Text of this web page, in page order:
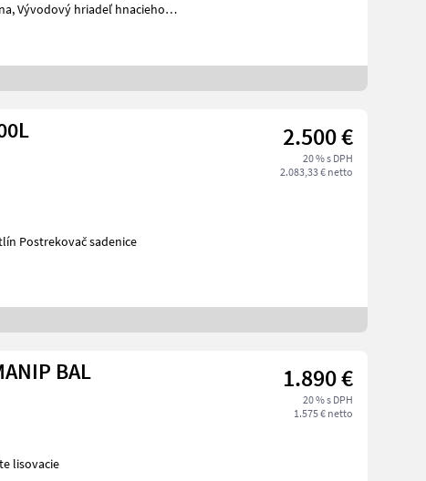
Vývodový hriadeľ hnacieho
2.500 €
20 % s DPH
2.083,33 € netto
400L Ochrana rastlín Postrekovač sadenice
BAL 1.890 €
20 % s DPH
1.575 € netto
lisovacie